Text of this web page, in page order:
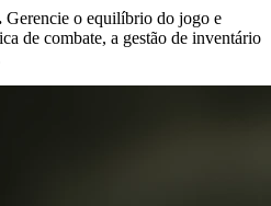
Gerencie o equilíbrio do jogo e
de combate, a gestão de inventário